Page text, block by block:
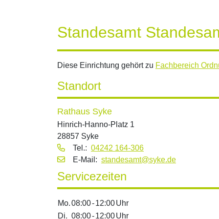
Standesamt
Diese Einrichtung gehört zu Fachbereich
Standort
Rathaus Syke
Hinrich-Hanno-Platz 1
28857 Syke
Tel.: 04242 164-306
E‑Mail: standesamt@syke.de
Servicezeiten
Mo.08:00-12:00Uhr
Di. 08:00-12:00Uhr